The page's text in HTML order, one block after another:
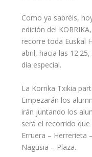
Como ya sabréis,
edición del
recorre toda Euskal
abril, hacia las
día especial.
La Korrika Txikia
Empezarán los
irán juntando los
será el recorrido
Erruera – Herrerieta
Nagusia – Plaza.